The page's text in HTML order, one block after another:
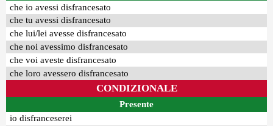
che io avessi disfrancesato
che tu avessi disfrancesato
che lui/lei avesse disfrancesato
che noi avessimo disfrancesato
che voi aveste disfrancesato
che loro avessero disfrancesato
CONDIZIONALE
Presente
io disfranceserei